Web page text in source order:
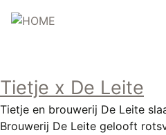
en
gaan
Hoofdnavigatie
HOME
Tietje x De Leite
Tietje en brouwerij De Leite
Brouwerij De Leite gelooft